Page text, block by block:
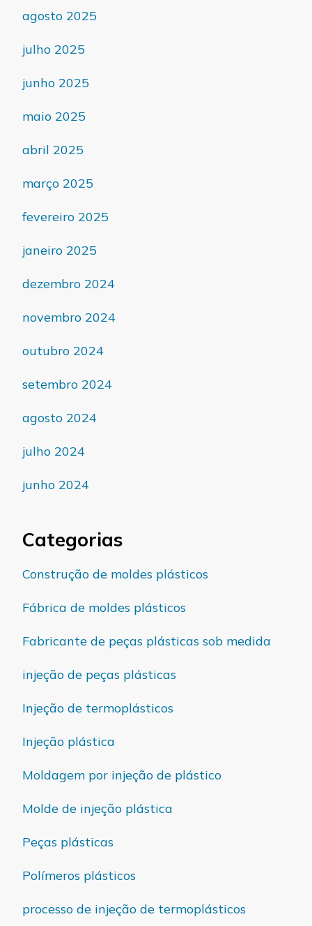
agosto 2025
julho 2025
junho 2025
maio 2025
abril 2025
março 2025
fevereiro 2025
janeiro 2025
dezembro 2024
novembro 2024
outubro 2024
setembro 2024
agosto 2024
julho 2024
junho 2024
Categorias
Construção de moldes plásticos
Fábrica de moldes plásticos
Fabricante de peças plásticas sob medida
injeção de peças plásticas
Injeção de termoplásticos
Injeção plástica
Moldagem por injeção de plástico
Molde de injeção plástica
Peças plásticas
Polímeros plásticos
processo de injeção de termoplásticos